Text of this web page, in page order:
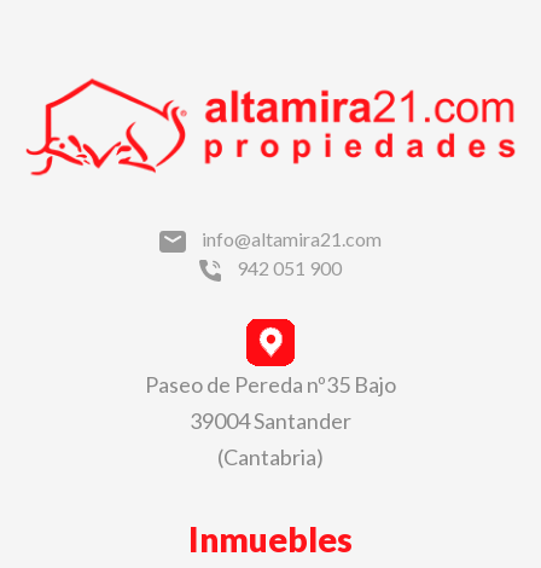
info@altamira21.com
942 051 900
Paseo de Pereda nº35 Bajo
39004 Santander
(Cantabria)
Inmuebles